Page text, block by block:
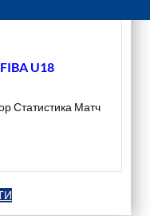
U18
Статистика Матч